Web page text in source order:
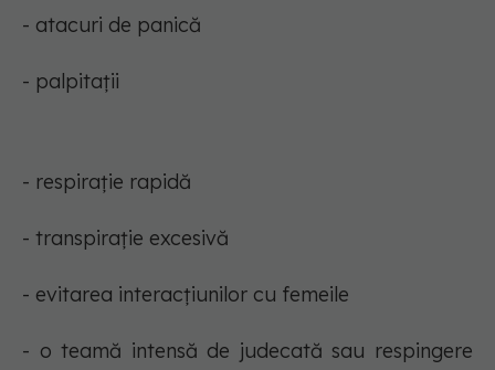
- atacuri de panică
- palpitații
- respirație rapidă
- transpirație excesivă
- evitarea interacțiunilor cu femeile
- o teamă intensă de judecată sau respingere